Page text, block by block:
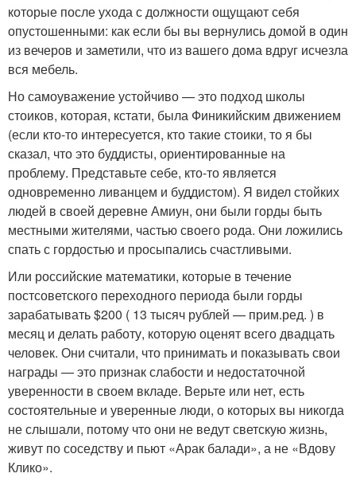
которые после ухода с должности ощущают себя
опустошенными: как если бы вы вернулись домой в один
из вечеров и заметили, что из вашего дома вдруг исчезла
вся мебель.
Но самоуважение устойчиво — это подход школы
стоиков, которая, кстати, была Финикийским движением
(если кто-то интересуется, кто такие стоики, то я бы
сказал, что это буддисты, ориентированные на
проблему. Представьте себе, кто-то является
одновременно ливанцем и буддистом). Я видел стойких
людей в своей деревне Амиун, они были горды быть
местными жителями, частью своего рода. Они ложились
спать с гордостью и просыпались счастливыми.
Или российские математики, которые в течение
постсоветского переходного периода были горды
зарабатывать $200 ( 13 тысяч рублей — прим.ред. ) в
месяц и делать работу, которую оценят всего двадцать
человек. Они считали, что принимать и показывать свои
награды — это признак слабости и недостаточной
уверенности в своем вкладе. Верьте или нет, есть
состоятельные и уверенные люди, о которых вы никогда
не слышали, потому что они не ведут светскую жизнь,
живут по соседству и пьют «Арак балади», а не «Вдову
Клико».